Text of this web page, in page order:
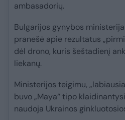
ambasadorių.
Bulgarijos gynybos
pranešė apie rezultatus
dėl drono, kuris šeštadienį
liekanų.
Ministerijos teigimu,
buvo „Maya“ tipo
naudoja Ukrainos